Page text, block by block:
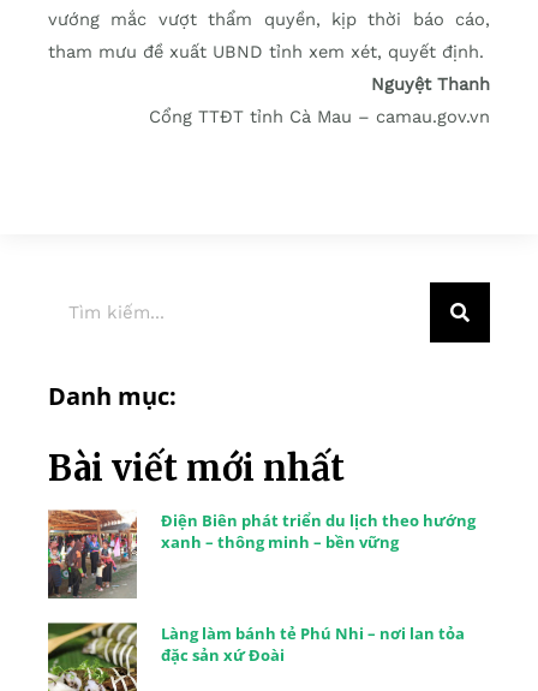
vướng mắc vượt thẩm quyền, kịp thời báo cáo,
tham mưu đề xuất UBND tỉnh xem xét, quyết định.
Nguyệt Thanh
Cổng TTĐT tỉnh Cà Mau – camau.gov.vn
Danh mục:
Bài viết mới nhất
Điện Biên phát triển du lịch theo hướng
xanh – thông minh – bền vững
Làng làm bánh tẻ Phú Nhi – nơi lan tỏa
đặc sản xứ Đoài